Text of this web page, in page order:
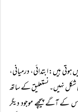
ہوتی ہیں: ابتدائی، درمیانی،
شکل نہیں۔ نستعلیق کے ساتھ
کے آگے پیچھے موجود دیگر